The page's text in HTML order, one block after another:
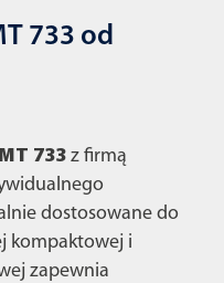
733 od
733 z firmą
dostosowane do
kompaktowej i
zapewnia